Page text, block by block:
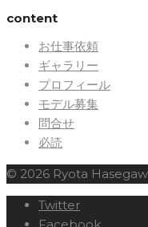
content
お仕事依頼
ギャラリー
プロフィール
モデル募集
問合せ
必読
© 2026 Ryota
Twitter
Facebook